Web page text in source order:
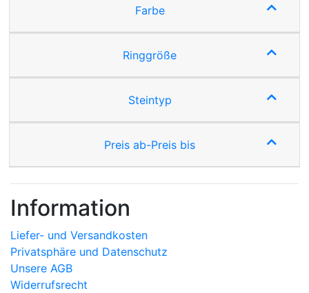
Farbe
Ringgröße
Steintyp
Preis ab-Preis bis
Information
Liefer- und Versandkosten
Privatsphäre und Datenschutz
Unsere AGB
Widerrufsrecht